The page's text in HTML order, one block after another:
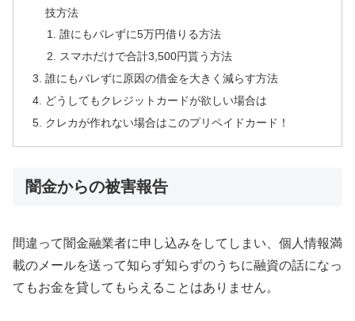
技方法
誰にもバレずに5万円借りる方法
スマホだけで合計3,500円貰う方法
誰にもバレずに原因の借金を大きく減らす方法
どうしてもクレジットカードが欲しい場合は
クレカが作れない場合はこのプリペイドカード！
闇金からの被害報告
間違って闇金融業者に申し込みをしてしまい、個人情報満
載のメールを送って知らず知らずのうちに融資の話になっ
てもお金を貸してもらえることはありません。